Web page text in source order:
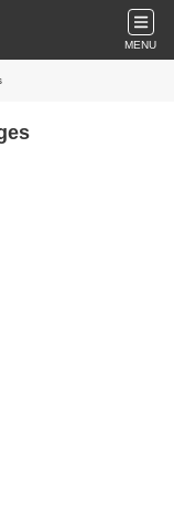
MENU